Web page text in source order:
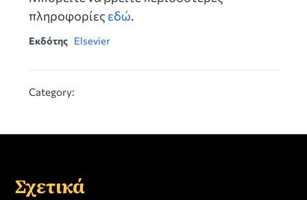
πληροφορίες εδώ.
Εκδότης Elsevier
Category:
Σχετικά